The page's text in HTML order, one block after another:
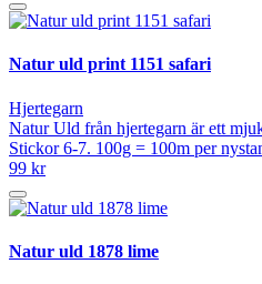
Natur uld print 1151 safari
Hjertegarn
Natur Uld från hjertegarn är ett
Stickor 6-7. 100g = 100m per
99 kr
Natur uld 1878 lime